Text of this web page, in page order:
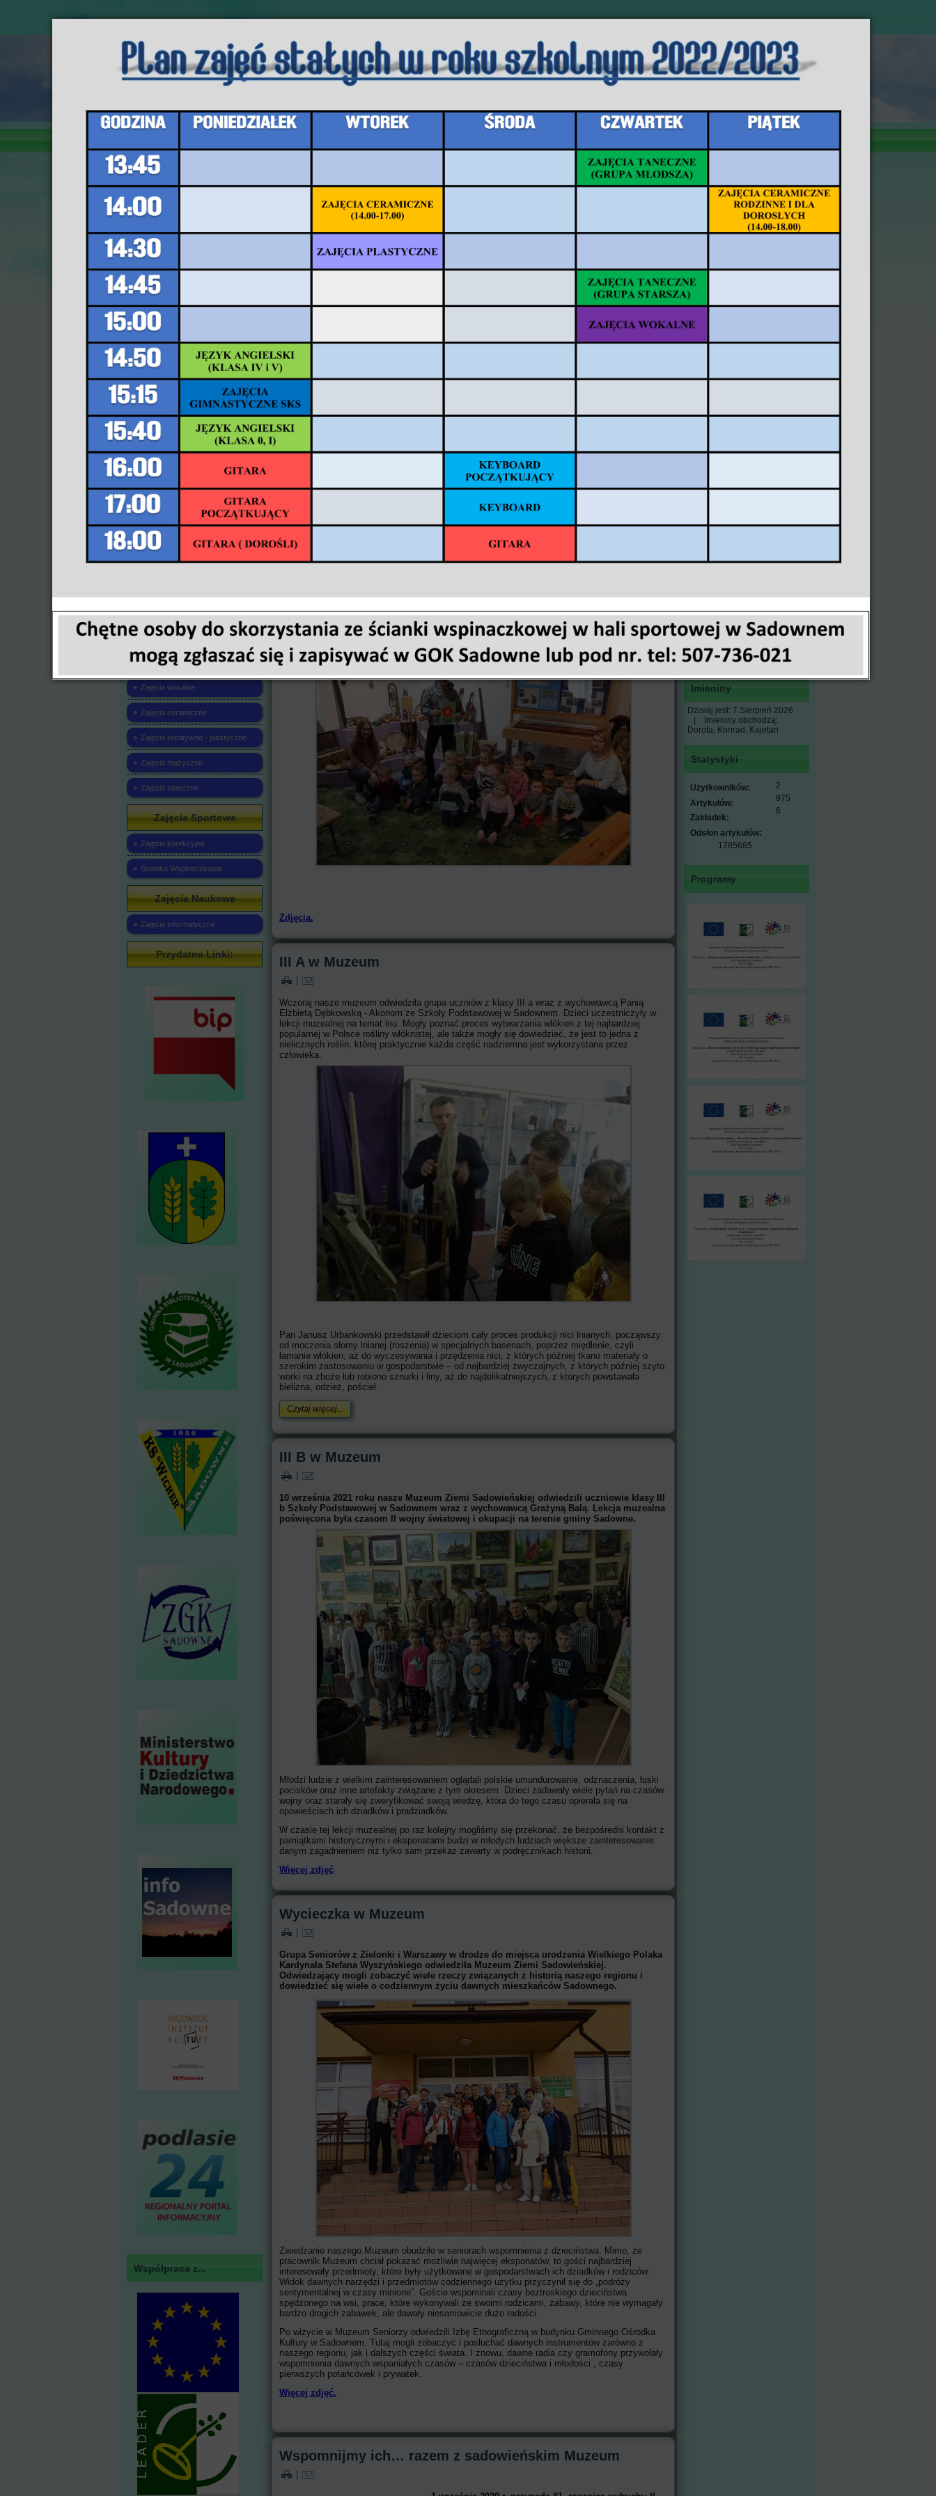
Gminny Ośrodek Kultury w Sadownem
Szukaj
Imprezy plenerowe
Imprezy dla dzieci
Wystawy, spotkania, występy
Zajęcia, warsztaty
Konkursy
Sport, rekreacja
Inne
Gminna Biblioteka Publiczna
Muzeum Ziemi Sadowieńskiej
Sadowieński Klub Seniora
O Sadowieńskim Klubie Seniora
SKS - Informacje
Zajęcia Artystyczne
Zajęcia językowe
Zajęcia wokalne
Zajęcia ceramiczne
Zajęcia kreatywno - plastyczne
Zajęcia muzyczne
Zajęcia taneczne
Zajęcia Sportowe
Zajęcia korekcyjne
Ścianka Wspinaczkowa
Zajęcia Naukowe
Zajęcia informatyczne
Przydatne Linki:
Współpraca z...
IB w muzeum.
|
Podstawowej w Sadownem.
etnicznych i ludowych z Polski oraz ze świata.
Zapraszamy inne grupy do wzięcia udziału w lekcji muzealnej.
Zdjęcia.
|
Dnia 30.03.2023 sadowieńskie muzeum odwiedziły dzieci z przedszkola w Sadownem. Dzieci
miały okazję zobaczyć, usłyszeć oraz poznać nazwy instrumentów etnicznych i ludowych z
Polski oraz ze świata.
Zdjęcia.
III A w Muzeum
Wczoraj nasze muzeum odwiedziła grupa uczniów z klasy III a wraz z wychowawcą Panią
Elżbietą Dębkowską - Akonom ze Szkoły Podstawowej w Sadownem. Dzieci uczestniczyły w
lekcji muzealnej na temat lnu. Mogły poznać proces wytwarzania włókien z tej najbardziej
popularnej w Polsce rośliny włóknistej, ale także mogły się dowiedzieć, że jest to jedna z
nielicznych roślin, której praktycznie każda część nadziemna jest wykorzystana przez
człowieka.
Pan Janusz Urbankowski przedstawił dzieciom cały proces produkcji nici lnianych, począwszy
od moczenia słomy lnianej (roszenia) w specjalnych basenach, poprzez międlenie, czyli
łamanie włókien, aż do wyczesywania i przędzenia nici, z których później tkano materiały o
szerokim zastosowaniu w gospodarstwie – od najbardziej zwyczajnych, z których później szyto
worki na zboże lub robiono sznurki i liny, aż do najdelikatniejszych, z których powstawała
bielizna, odzież, pościel.
Czytaj więcej...
III B w Muzeum
10 września 2021 roku nasze Muzeum Ziemi Sadowieńskiej odwiedzili uczniowie klasy III
b Szkoły Podstawowej w Sadownem wraz z wychowawcą Grażyną Balą. Lekcja muzealna
poświęcona była czasom II wojny światowej i okupacji na terenie gminy Sadowne.
Młodzi ludzie z wielkim zainteresowaniem oglądali polskie umundurowanie, odznaczenia, łuski
pocisków oraz inne artefakty związane z tym okresem. Dzieci zadawały wiele pytań na czasów
wojny oraz starały się zweryfikować swoją wiedzę, która do tego czasu opierała się na
opowieściach ich dziadków i pradziadków.
W czasie tej lekcji muzealnej po raz kolejny mogliśmy się przekonać, że bezpośredni kontakt z
pamiątkami historycznymi i eksponatami budzi w młodych ludziach większe zainteresowanie
danym zagadnieniem niż tylko sam przekaz zawarty w podręcznikach historii.
Więcej zdjęć
Wycieczka w Muzeum
Grupa Seniorów z Zielonki i Warszawy w drodze do miejsca urodzenia Wielkiego Polaka
Kardynała Stefana Wyszyńskiego odwiedziła Muzeum Ziemi Sadowieńskiej.
Odwiedzający mogli zobaczyć wiele rzeczy związanych z historią naszego regionu i
dowiedzieć się wiele o codziennym życiu dawnych mieszkańców Sadownego.
Zwiedzanie naszego Muzeum obudziło w seniorach wspomnienia z dzieciństwa. Mimo, że
pracownik Muzeum chciał pokazać możliwie najwięcej eksponatów, to gości najbardziej
interesowały przedmioty, które były użytkowane w gospodarstwach ich dziadków i rodziców.
Widok dawnych narzędzi i przedmiotów codziennego użytku przyczynił się do „podróży
sentymentalnej w czasy minione”. Goście wspominali czasy beztroskiego dzieciństwa
spędzonego na wsi, prace, które wykonywali ze swoimi rodzicami, zabawy, które nie wymagały
bardzo drogich zabawek, ale dawały niesamowicie dużo radości.
Po wizycie w Muzeum Seniorzy odwiedzili Izbę Etnograficzną w budynku Gminnego Ośrodka
Kultury w Sadownem. Tutaj mogli zobaczyć i posłuchać dawnych instrumentów zarówno z
naszego regionu, jak i dalszych części świata. I znowu, dawne radia czy gramofony przywołały
wspomnienia dawnych wspaniałych czasów – czasów dzieciństwa i młodości , czasy
pierwszych potańcówek i prywatek.
Więcej zdjęć.
Wspomnijmy ich… razem z sadowieńskim Muzeum
‹ › Sie 2026
10
11 12 13 14 15
16
17
18 19 20 21 22
23
31
1 2 3 4 5
Imieniny
Dzisiaj jest: 7 Sierpień 2026
Imieniny obchodzą:
Dorota, Konrad, Kajetan
Statystyki
Użytkowników:
2
Artykułów:
975
Zakładek:
6
Odsłon artykułów:
1785685
Programy